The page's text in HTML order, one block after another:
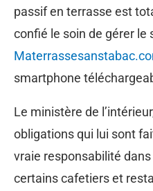
passif en terrasse est
confié le soin de gérer le
smartphone
Le ministère de
obligations qui lui sont
vraie responsabilité
certains cafetiers et